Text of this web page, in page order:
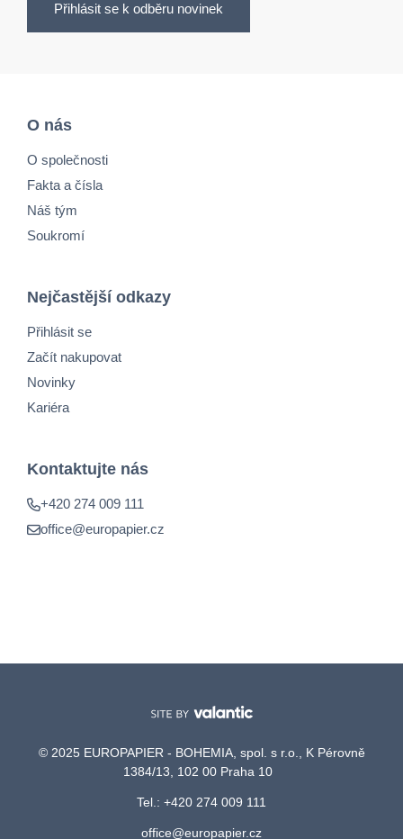
Přihlásit se k odběru novinek
O nás
O společnosti
Fakta a čísla
Náš tým
Soukromí
Nejčastější odkazy
Přihlásit se
Začít nakupovat
Novinky
Kariéra
Kontaktujte nás
+420 274 009 111
office@europapier.cz
© 2025 EUROPAPIER - BOHEMIA, spol. s r.o., K Pérovně
1384/13, 102 00 Praha 10
Tel.: +420 274 009 111
office@europapier.cz